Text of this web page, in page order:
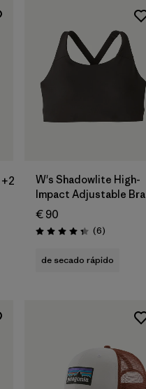
+2
W's Shadowlite High-
Impact Adjustable Bra
€ 90
Puntuación: 4.3 / 5
(6Reseñas
)
de secado rápido